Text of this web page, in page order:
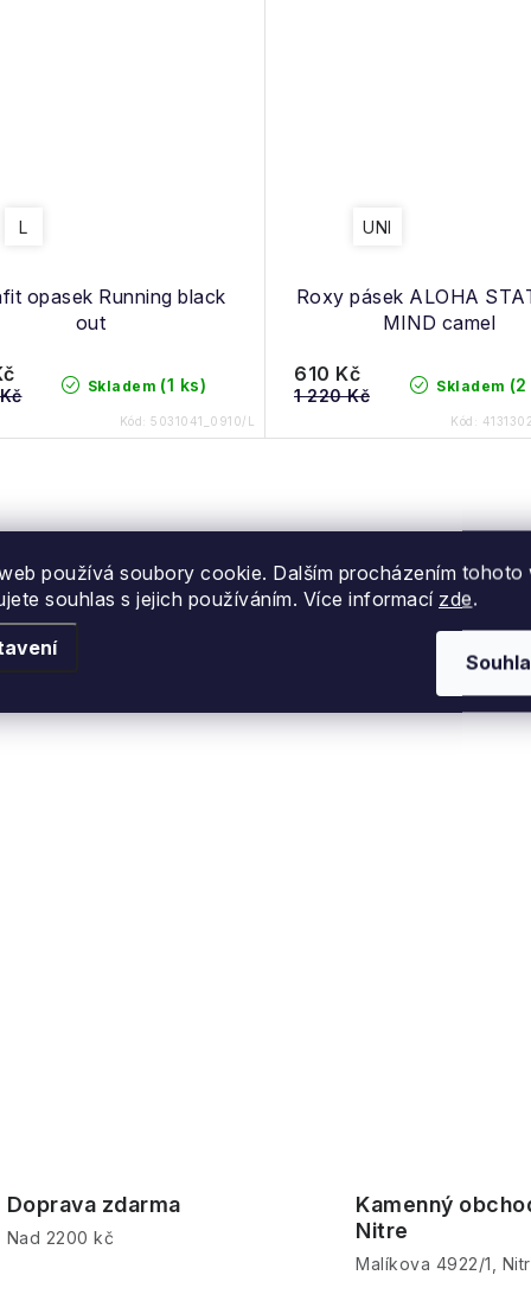
používá soubory cookie. Dalším procházením tohoto
souhlas s jejich používáním. Více informací zde.
opasek Running black
out
L
Skladem (1 ks)
Kód: 5031041_0910/L
Roxy pásek ALOHA
MIND camel
UNI
Skladem
610 Kč
1 220 Kč
Kód:
Doprava zdarma
Nad 2200 kč
Kamenný
Nitre
Malíkova 4922/1,